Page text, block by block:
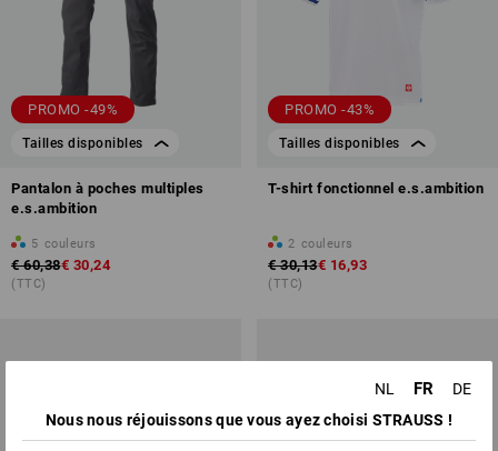
PROMO -49%
Tailles disponibles
Pantalon à poches multiples
e.s.ambition
5 couleurs
€ 60,38€ 30,24
(TTC)
PROMO -43%
Tailles disponibles
T-shirt fonctionnel e.s.ambition
2 couleurs
€ 30,13€ 16,93
(TTC)
NL FR
DE
Nous nous réjouissons que vous ayez choisi STRAUSS !